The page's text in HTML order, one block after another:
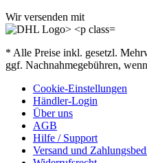
Wir versenden mit
* Alle Preise inkl. gesetzl.
ggf. Nachnahmegebühren,
Cookie-Einstellungen
Händler-Login
Über uns
AGB
Hilfe / Support
Versand und